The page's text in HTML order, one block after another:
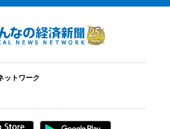
ットワーク